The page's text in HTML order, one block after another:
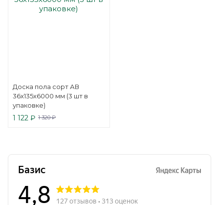
Доска пола сорт АВ
36х135х6000 мм (3 шт в
упаковке)
1 122 ₽ 1 320₽